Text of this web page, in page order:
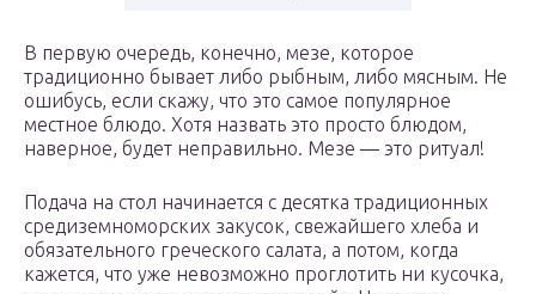
В первую очередь, конечно, мезе, которое
традиционно бывает либо рыбным, либо мясным. Не
ошибусь, если скажу, что это самое популярное
местное блюдо. Хотя назвать это просто блюдом,
наверное, будет неправильно. Мезе — это ритуал!
Подача на стол начинается с десятка традиционных
средиземноморских закусок, свежайшего хлеба и
обязательного греческого салата, а потом, когда
кажется, что уже невозможно проглотить ни кусочка,